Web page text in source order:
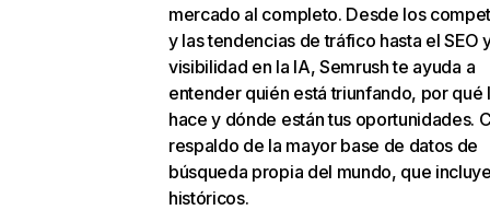
mercado al completo. Desde los
y las tendencias de tráfico hasta el SEO
visibilidad en la IA, Semrush te ayuda a
entender quién está triunfando, por qué
hace y dónde están tus oportunidades.
respaldo de la mayor base de datos de
búsqueda propia del mundo, que
históricos.